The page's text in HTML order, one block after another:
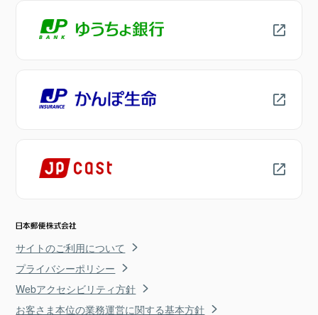
サイトのご利用について
プライバシーポリシー
Webアクセシビリティ方針
お客さま本位の業務運営に関する基本方針